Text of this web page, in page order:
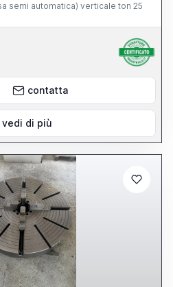
semi automatica) verticale ton 25
contatta
vedi di più